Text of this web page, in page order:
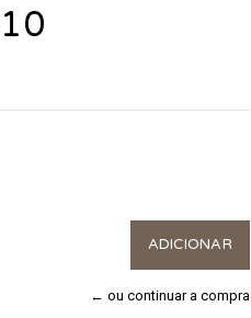
← ou continuar a compra